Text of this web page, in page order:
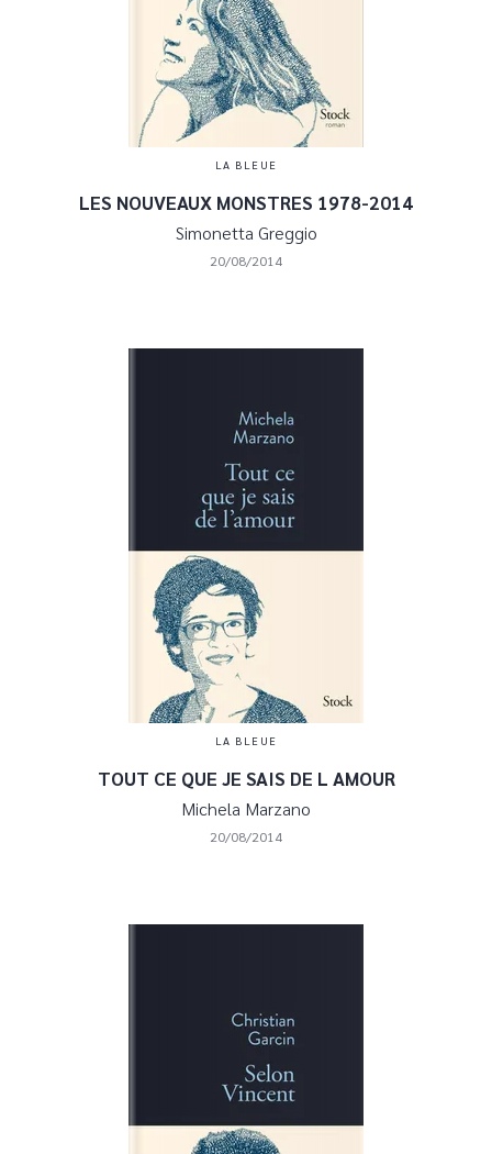
LA BLEUE
LES NOUVEAUX MONSTRES 1978-2014
Simonetta Greggio
20/08/2014
LA BLEUE
TOUT CE QUE JE SAIS DE L AMOUR
Michela Marzano
20/08/2014